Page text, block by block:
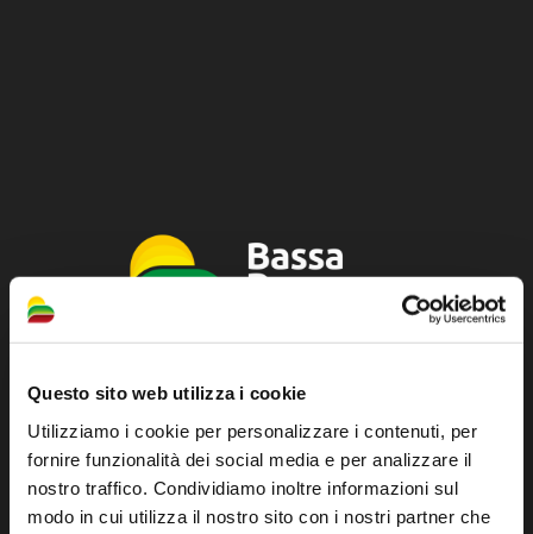
Questo sito web utilizza i cookie
Utilizziamo i cookie per personalizzare i contenuti, per
fornire funzionalità dei social media e per analizzare il
nostro traffico. Condividiamo inoltre informazioni sul
modo in cui utilizza il nostro sito con i nostri partner che
Sito ufficiale di informazione turistica
dell'Unione dei Comuni della Bassa Romagna
Piazza della Libertà, 13
48012 Bagnacavallo (RA)